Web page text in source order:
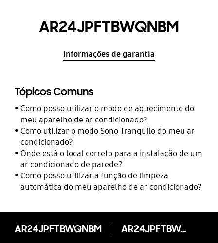
AR24JPFTBWQNBM
Informações de garantia
Tópicos Comuns
Como posso utilizar o modo de aquecimento do
meu aparelho de ar condicionado?
Como utilizar o modo Sono Tranquilo do meu ar
condicionado?
Onde está o local correto para a instalação de um
ar condicionado de parede?
Como posso utilizar a função de limpeza
automática do meu aparelho de ar condicionado?
AR24JPFTBWQNBM AR24JPFTBWQNBM